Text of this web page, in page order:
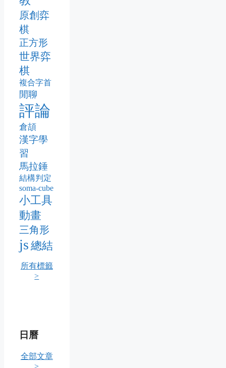
原創弈
棋
正方形
世界弈
棋
複合字首
閒聊
評論
倉頡
漢字學
習
馬拉錘
結構判定
soma-cube
小工具
動畫
三角形
js 總結
所有標籤
>
日曆
全部文章
>